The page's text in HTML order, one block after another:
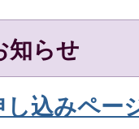
知らせ
し込みペー